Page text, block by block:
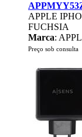
APPLE
FUCHSIA
Marca:
Preço sob consulta